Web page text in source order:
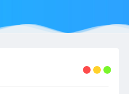
详解EPF企业流程框架L1-L4四级业务流程，附MD集团632项目132页案例